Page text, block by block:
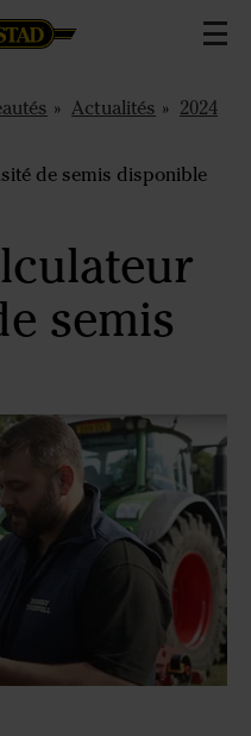
Actualités
2024
de semis disponible
semis